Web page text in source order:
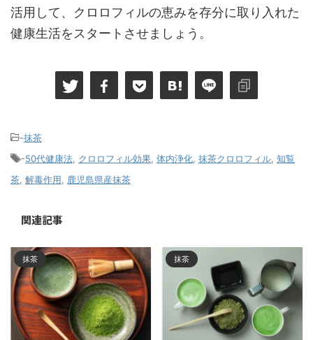
活用して、クロロフィルの恵みを存分に取り入れた
健康生活をスタートさせましょう。
-抹茶
-50代健康法 クロロフィル効果 体内浄化 抹茶クロロフィル 知覧
茶 解毒作用 鹿児島県産抹茶
関連記事
抹茶 抹茶